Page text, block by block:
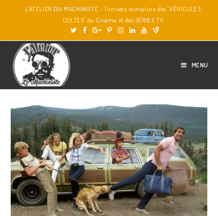
L'ATELIER DU MACHINISTE - l'univers miniature des "VÉHICULES
CULTES" du Cinéma et des SÉRIES TV
MENU